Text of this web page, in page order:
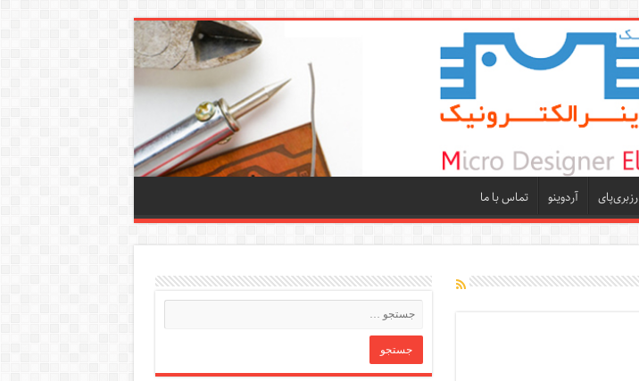
رزبری‌پای آردوینو تماس با ما